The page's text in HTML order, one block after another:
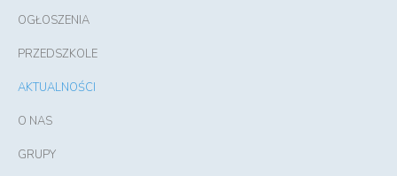
OGŁOSZENIA
PRZEDSZKOLE
AKTUALNOŚCI
O NAS
GRUPY